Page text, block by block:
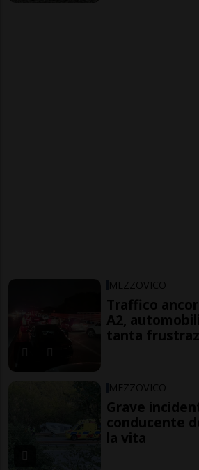
MEZZOVICO
Traffico
A2,
tanta
MEZZOVICO
Grave
conducente
la vita